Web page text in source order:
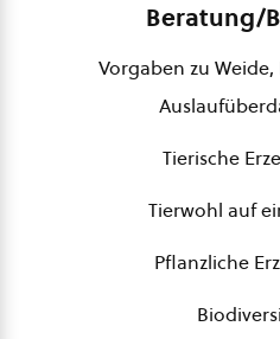
Beratung/
Vorgaben zu
Tierische
Tierwohl auf
Pflanzliche